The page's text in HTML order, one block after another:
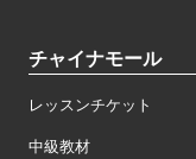
チャイナモール
レッスンチケット
中級教材